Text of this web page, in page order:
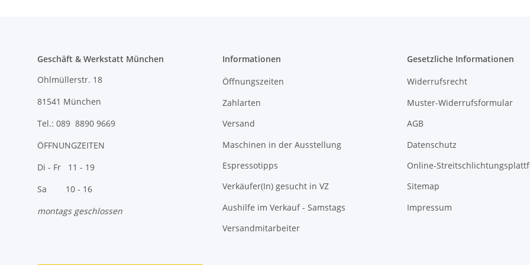
Geschäft & Werkstatt München
Ohlmüllerstr. 18
81541 München
Tel.: 089 8890 9669
ÖFFNUNGZEITEN
Di - Fr 11 - 19
Sa 10 - 16
montags geschlossen
Informationen
Öffnungszeiten
Zahlarten
Versand
Maschinen in der Ausstellung
Espressotipps
Verkäufer(In) gesucht in VZ
Aushilfe im Verkauf - Samstags
Versandmitarbeiter
Gesetzliche Informationen
Widerrufsrecht
Muster-Widerrufsformular
AGB
Datenschutz
Online-
Sitemap
Impressum